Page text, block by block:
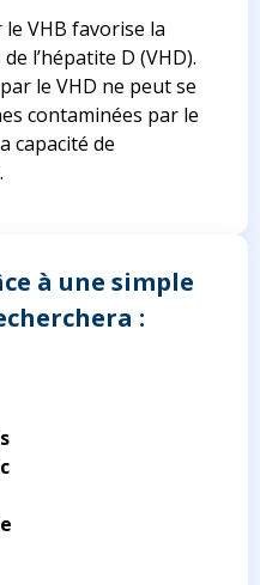
VHB favorise la
l’hépatite D (VHD).
le VHD ne peut se
contaminées par le
capacité de
à une simple
: